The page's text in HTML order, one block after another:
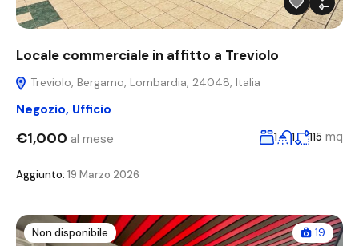
Locale commerciale in affitto a Treviolo
Treviolo, Bergamo, Lombardia, 24048, Italia
Negozio, Ufficio
€1,000 al mese 1 1 115 mq
Aggiunto: 19 Marzo 2026
Non disponibile 19